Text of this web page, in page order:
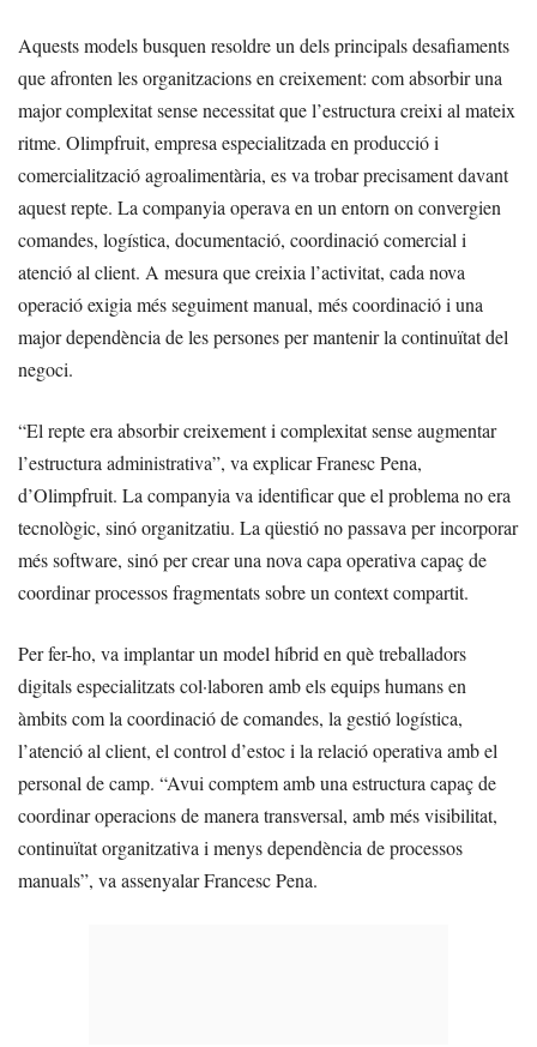
Aquests models busquen resoldre un dels principals desafiaments
que afronten les organitzacions en creixement: com absorbir una
major complexitat sense necessitat que l’estructura creixi al mateix
ritme. Olimpfruit, empresa especialitzada en producció i
comercialització agroalimentària, es va trobar precisament davant
aquest repte. La companyia operava en un entorn on convergien
comandes, logística, documentació, coordinació comercial i
atenció al client. A mesura que creixia l’activitat, cada nova
operació exigia més seguiment manual, més coordinació i una
major dependència de les persones per mantenir la continuïtat del
negoci.
“El repte era absorbir creixement i complexitat sense augmentar
l’estructura administrativa”, va explicar Franesc Pena,
d’Olimpfruit. La companyia va identificar que el problema no era
tecnològic, sinó organitzatiu. La qüestió no passava per incorporar
més software, sinó per crear una nova capa operativa capaç de
coordinar processos fragmentats sobre un context compartit.
Per fer-ho, va implantar un model híbrid en què treballadors
digitals especialitzats col·laboren amb els equips humans en
àmbits com la coordinació de comandes, la gestió logística,
l’atenció al client, el control d’estoc i la relació operativa amb el
personal de camp. “Avui comptem amb una estructura capaç de
coordinar operacions de manera transversal, amb més visibilitat,
continuïtat organitzativa i menys dependència de processos
manuals”, va assenyalar Francesc Pena.